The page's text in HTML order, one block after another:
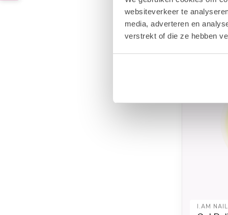
websiteverkeer te
media, adverteren en
verstrekt of die ze hebben
€8,41
I.AM